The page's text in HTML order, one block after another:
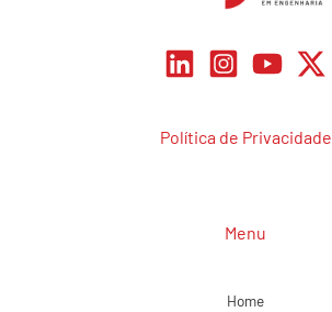
Política de Privacidade
Menu
Home